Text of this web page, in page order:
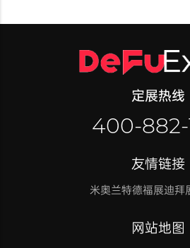
定展热线
400-882-
友情链接
米奥兰特德福展迪拜
网站地图